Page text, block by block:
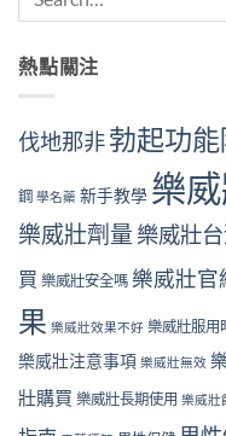
熱點關注
伐地那非勃起功
鋼 學名藥 新手教學 樂
樂威壯劑量 樂威壯
買 樂威壯安全嗎 樂威壯官
果 樂威壯效果不好 樂威壯服用
樂威壯注意事項 樂威壯無效
壯購買 樂威壯長期使用 樂威壯